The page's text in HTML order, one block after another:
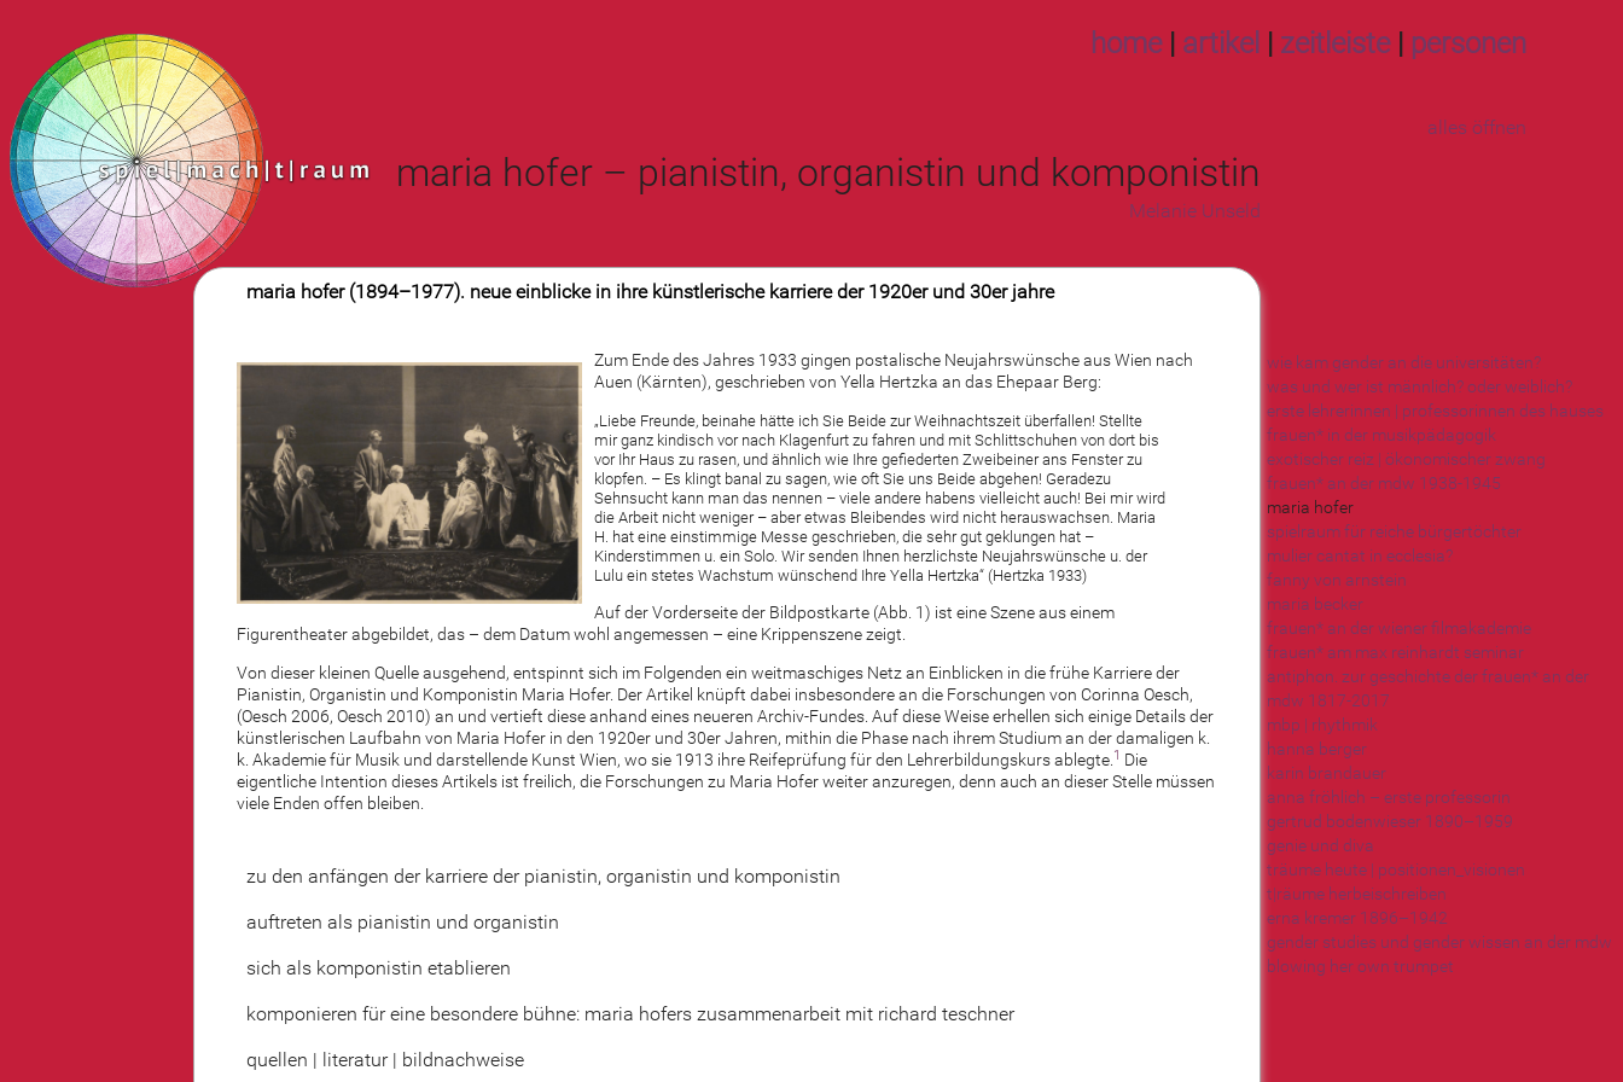
home| artikel zeitleiste| personen
alles öffnen
maria hofer – pianistin, organistin und komponistin
Melanie Unseld
wie kam gender an die universitäten?
was und wer ist männlich? oder weiblich?
erste lehrerinnen | professorinnen des hauses
frauen* in der musikpädagogik
exotischer reiz | ökonomischer zwang
frauen* an der mdw 1938-1945
maria hofer
spielraum für reiche bürgertöchter
mulier cantat in ecclesia?
fanny von arnstein
maria becker
frauen* an der wiener filmakademie
frauen* am max reinhardt seminar
antiphon. zur geschichte der frauen* an der
mdw 1817-2017
mbp | rhythmik
hanna berger
karin brandauer
anna fröhlich – erste professorin
gertrud bodenwieser 1890–1959
genie und diva
träume heute | positionen_visionen
t|räume herbeischreiben
erna kremer 1896–1942
gender studies und gender wissen an der mdw
blowing her own trumpet
maria hofer (1894–1977). neue einblicke in ihre künstlerische karriere der 1920er und 30er jahre
Zum Ende des Jahres 1933 gingen postalische Neujahrswünsche aus Wien nach
Auen (Kärnten), geschrieben von Yella Hertzka an das Ehepaar Berg:
„Liebe Freunde, beinahe hätte ich Sie Beide zur Weihnachtszeit überfallen! Stellte
mir ganz kindisch vor nach Klagenfurt zu fahren und mit Schlittschuhen von dort bis
vor Ihr Haus zu rasen, und ähnlich wie Ihre gefiederten Zweibeiner ans Fenster zu
klopfen. – Es klingt banal zu sagen, wie oft Sie uns Beide abgehen! Geradezu
Sehnsucht kann man das nennen – viele andere habens vielleicht auch! Bei mir wird
die Arbeit nicht weniger – aber etwas Bleibendes wird nicht herauswachsen. Maria
H. hat eine einstimmige Messe geschrieben, die sehr gut geklungen hat –
Kinderstimmen u. ein Solo. Wir senden Ihnen herzlichste Neujahrswünsche u. der
Lulu ein stetes Wachstum wünschend Ihre Yella Hertzka“ (Hertzka 1933)
Auf der Vorderseite der Bildpostkarte (Abb. 1) ist eine Szene aus einem
Figurentheater abgebildet, das – dem Datum wohl angemessen – eine Krippenszene zeigt.
Von dieser kleinen Quelle ausgehend, entspinnt sich im Folgenden ein weitmaschiges Netz an Einblicken in die frühe Karriere der
Pianistin, Organistin und Komponistin Maria Hofer. Der Artikel knüpft dabei insbesondere an die Forschungen von Corinna Oesch,
(Oesch 2006, Oesch 2010) an und vertieft diese anhand eines neueren Archiv-Fundes. Auf diese Weise erhellen sich einige Details der
künstlerischen Laufbahn von Maria Hofer in den 1920er und 30er Jahren, mithin die Phase nach ihrem Studium an der damaligen k.
k. Akademie für Musik und darstellende Kunst Wien, wo sie 1913 ihre Reifeprüfung für den Lehrerbildungskurs ablegte.1 Die
eigentliche Intention dieses Artikels ist freilich, die Forschungen zu Maria Hofer weiter anzuregen, denn auch an dieser Stelle müssen
viele Enden offen bleiben.
zu den anfängen der karriere der pianistin, organistin und komponistin
auftreten als pianistin und organistin
sich als komponistin etablieren
komponieren für eine besondere bühne: maria hofers zusammenarbeit mit richard teschner
quellen | literatur | bildnachweise